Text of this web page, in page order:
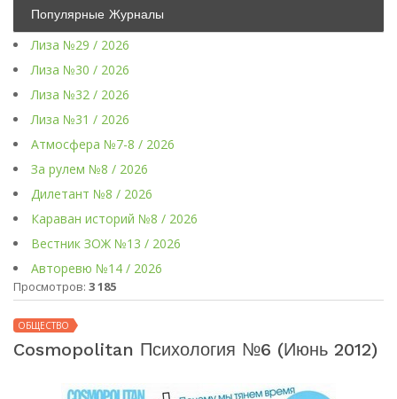
Популярные Журналы
Лиза №29 / 2026
Лиза №30 / 2026
Лиза №32 / 2026
Лиза №31 / 2026
Атмосфера №7-8 / 2026
За рулем №8 / 2026
Дилетант №8 / 2026
Караван историй №8 / 2026
Вестник ЗОЖ №13 / 2026
Авторевю №14 / 2026
Просмотров: 3 185
ОБЩЕСТВО
Cosmopolitan Психология №6 (июнь 2012)